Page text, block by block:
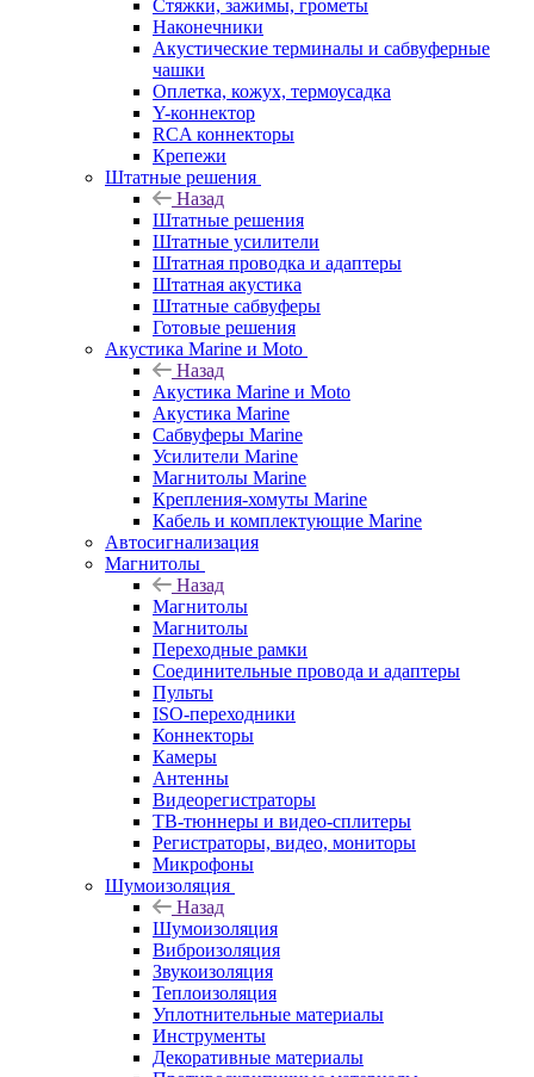
Стяжки, зажимы, грометы
Наконечники
Акустические терминалы и сабвуферные
чашки
Оплетка, кожух, термоусадка
Y-коннектор
RCA коннекторы
Крепежи
Штатные решения
Назад
Штатные решения
Штатные усилители
Штатная проводка и адаптеры
Штатная акустика
Штатные сабвуферы
Готовые решения
Акустика Marine и Moto
Назад
Акустика Marine и Moto
Акустика Marine
Сабвуферы Marine
Усилители Marine
Магнитолы Marine
Крепления-хомуты Marine
Кабель и комплектующие Marine
Автосигнализация
Магнитолы
Назад
Магнитолы
Магнитолы
Переходные рамки
Соединительные провода и адаптеры
Пульты
ISO-переходники
Коннекторы
Камеры
Антенны
Видеорегистраторы
ТВ-тюннеры и видео-сплитеры
Регистраторы, видео, мониторы
Микрофоны
Шумоизоляция
Назад
Шумоизоляция
Виброизоляция
Звукоизоляция
Теплоизоляция
Уплотнительные материалы
Инструменты
Декоративные материалы